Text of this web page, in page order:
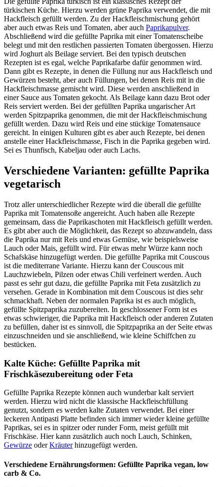
türkischen Küche. Hierzu werden grüne Paprika verwendet, die mit
Hackfleisch gefüllt werden. Zu der Hackfleischmischung gehört
aber auch etwas Reis und Tomaten, aber auch Paprikapulver.
Abschließend wird die gefüllte Paprika mit einer Tomatenscheibe
belegt und mit den restlichen passierten Tomaten übergossen. Hierzu
wird Joghurt als Beilage serviert. Bei den typisch deutschen
Rezepten ist es egal, welche Paprikafarbe dafür genommen wird.
Dann gibt es Rezepte, in denen die Füllung nur aus Hackfleisch und
Gewürzen besteht, aber auch Füllungen, bei denen Reis mit in die
Hackfleischmasse gemischt wird. Diese werden anschließend in
einer Sauce aus Tomaten gekocht. Als Beilage kann dazu Brot oder
Reis serviert werden. Bei der gefüllten Paprika ungarischer Art
werden Spitzpaprika genommen, die mit der Hackfleischmischung
gefüllt werden. Dazu wird Reis und eine stückige Tomatensauce
gereicht. In einigen Kulturen gibt es aber auch Rezepte, bei denen
anstelle einer Hackfleischmasse, Fisch in die Paprika gegeben wird.
Sei es Thunfisch, Kabeljau oder auch Lachs.
Verschiedene Varianten: gefüllte Paprika
vegetarisch
Trotz aller unterschiedlicher Rezepte wird die überall die gefüllte
Paprika mit Tomatensoße angereicht. Auch haben alle Rezepte
gemeinsam, dass die Paprikaschoten mit Hackfleisch gefüllt werden.
Es gibt aber auch die Möglichkeit, das Rezept so abzuwandeln, dass
die Paprika nur mit Reis und etwas Gemüse, wie beispielsweise
Lauch oder Mais, gefüllt wird. Für etwas mehr Würze kann noch
Schafskäse hinzugefügt werden. Die gefüllte Paprika mit Couscous
ist die mediterrane Variante. Hierzu kann der Couscous mit
Lauchzwiebeln, Pilzen oder etwas Chili verfeinert werden. Auch
passt es sehr gut dazu, die gefüllte Paprika mit Feta zusätzlich zu
versehen. Gerade in Kombination mit dem Couscous ist dies sehr
schmackhaft. Neben der normalen Paprika ist es auch möglich,
gefüllte Spitzpaprika zuzubereiten. In geschlossener Form ist es
etwas schwieriger, die Paprika mit Hackfleisch oder anderen Zutaten
zu befüllen, daher ist es sinnvoll, die Spitzpaprika an der Seite etwas
einzuschneiden und sie anschließend, wie kleine Schiffchen zu
bestücken.
Kalte Küche: Gefüllte Paprika mit
Frischkäsezubereitung oder Feta
Gefüllte Paprika Rezepte können auch wunderbar kalt serviert
werden. Hierzu wird nicht die klassische Hackfleischfüllung
genutzt, sondern es werden kalte Zutaten verwendet. Bei einer
leckeren Antipasti Platte befinden sich immer wieder kleine gefüllte
Paprikas, sei es in spitzer oder runder Form, meist gefüllt mit
Frischkäse. Hier kann zusätzlich auch noch Lauch, Schinken,
Gewürze oderKräuterhinzugefügt werden.
Verschiedene Ernährungsformen: Gefüllte Paprika vegan, low
carb & Co.